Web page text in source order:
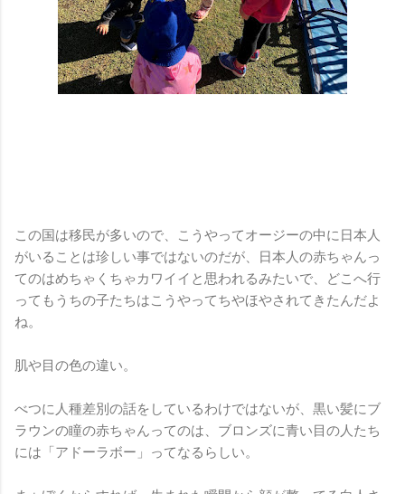
この国は移民が多いので、こうやってオージーの中に日本人
がいることは珍しい事ではないのだが、日本人の赤ちゃんっ
てのはめちゃくちゃカワイイと思われるみたいで、どこへ行
ってもうちの子たちはこうやってちやほやされてきたんだよ
ね。
肌や目の色の違い。
べつに人種差別の話をしているわけではないが、黒い髪にブ
ラウンの瞳の赤ちゃんってのは、ブロンズに青い目の人たち
には「アドーラボー」ってなるらしい。